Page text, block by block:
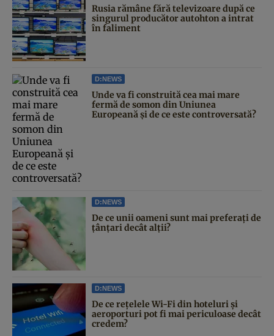
Rusia rămâne fără televizoare după ce
singurul producător autohton a intrat
în faliment
D:NEWS
Unde va fi construită cea mai mare
fermă de somon din Uniunea
Europeană și de ce este controversată?
D:NEWS
De ce unii oameni sunt mai preferați de
țânțari decât alții?
D:NEWS
De ce rețelele Wi-Fi din hoteluri și
aeroporturi pot fi mai periculoase decât
credem?